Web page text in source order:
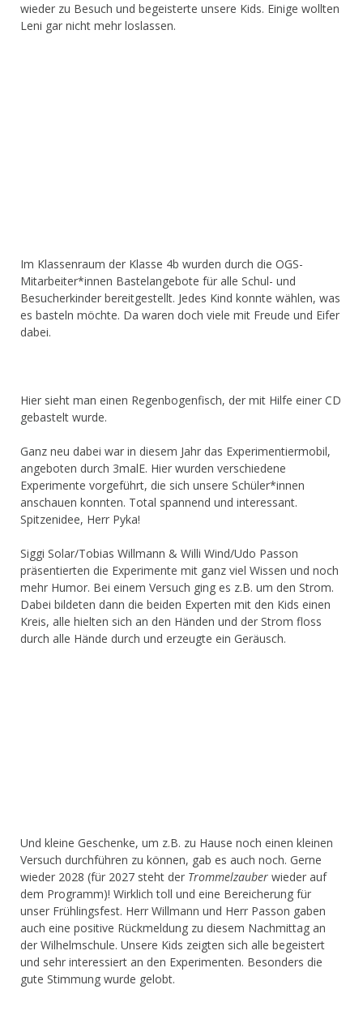
wieder zu Besuch und begeisterte unsere Kids. Einige wollten
Leni gar nicht mehr loslassen.
Im Klassenraum der Klasse 4b wurden durch die OGS-
Mitarbeiter*innen Bastelangebote für alle Schul- und
Besucherkinder bereitgestellt. Jedes Kind konnte wählen, was
es basteln möchte. Da waren doch viele mit Freude und Eifer
dabei.
Hier sieht man einen Regenbogenfisch, der mit Hilfe einer CD
gebastelt wurde.
Ganz neu dabei war in diesem Jahr das Experimentiermobil,
angeboten durch 3malE. Hier wurden verschiedene
Experimente vorgeführt, die sich unsere Schüler*innen
anschauen konnten. Total spannend und interessant.
Spitzenidee, Herr Pyka!
Siggi Solar/Tobias Willmann & Willi Wind/Udo Passon
präsentierten die Experimente mit ganz viel Wissen und noch
mehr Humor. Bei einem Versuch ging es z.B. um den Strom.
Dabei bildeten dann die beiden Experten mit den Kids einen
Kreis, alle hielten sich an den Händen und der Strom floss
durch alle Hände durch und erzeugte ein Geräusch.
Und kleine Geschenke, um z.B. zu Hause noch einen kleinen
Versuch durchführen zu können, gab es auch noch. Gerne
wieder 2028 (für 2027 steht der Trommelzauber wieder auf
dem Programm)! Wirklich toll und eine Bereicherung für
unser Frühlingsfest. Herr Willmann und Herr Passon gaben
auch eine positive Rückmeldung zu diesem Nachmittag an
der Wilhelmschule. Unsere Kids zeigten sich alle begeistert
und sehr interessiert an den Experimenten. Besonders die
gute Stimmung wurde gelobt.